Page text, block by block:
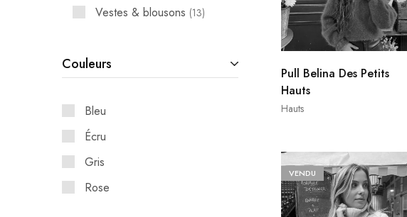
Hauts
Pull Belina Des Petits
Hauts
VENDU
Vestes & blousons 13
Couleurs
Bleu
Écru
Gris
Rose